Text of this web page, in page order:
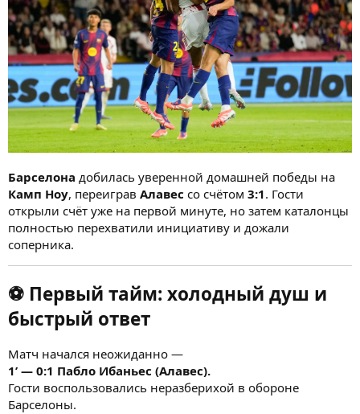
Барселона добилась уверенной домашней победы на
Камп Ноу, переиграв Алавес со счётом 3:1. Гости
открыли счёт уже на первой минуте, но затем каталонцы
полностью перехватили инициативу и дожали
соперника.
⚽ Первый тайм: холодный душ и
быстрый ответ
Матч начался неожиданно —
1’ — 0:1 Пабло Ибаньес (Алавес).
Гости воспользовались неразберихой в обороне
Барселоны.